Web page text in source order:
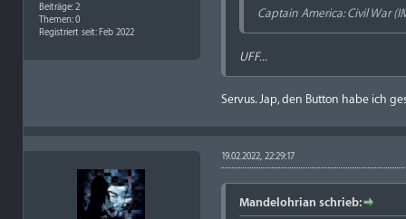
Beiträge: 2
Themen: 0
Registriert seit: Feb 2022
Captain America: Civil War
UFF...
Servus. Jap, den Button habe ich
19.02.2022, 22:29:17
Mandelohrian schrieb: